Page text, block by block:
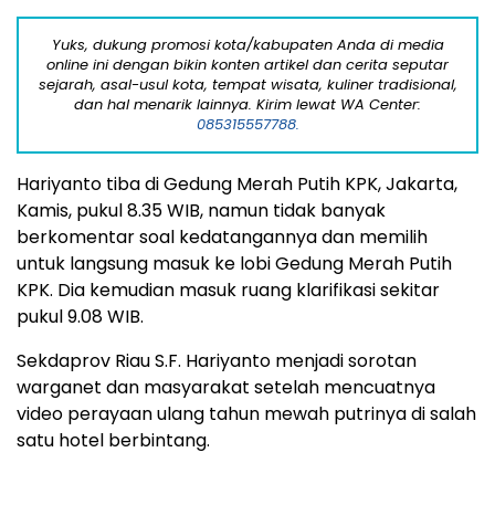
Yuks, dukung promosi kota/kabupaten Anda di media
online ini dengan bikin konten artikel dan cerita seputar
sejarah, asal-usul kota, tempat wisata, kuliner tradisional,
dan hal menarik lainnya. Kirim lewat WA Center:
085315557788.
Hariyanto tiba di Gedung Merah Putih KPK, Jakarta,
Kamis, pukul 8.35 WIB, namun tidak banyak
berkomentar soal kedatangannya dan memilih
untuk langsung masuk ke lobi Gedung Merah Putih
KPK. Dia kemudian masuk ruang klarifikasi sekitar
pukul 9.08 WIB.
Sekdaprov Riau S.F. Hariyanto menjadi sorotan
warganet dan masyarakat setelah mencuatnya
video perayaan ulang tahun mewah putrinya di salah
satu hotel berbintang.